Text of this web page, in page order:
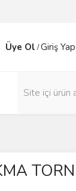
Üye Ol /Giriş Yap